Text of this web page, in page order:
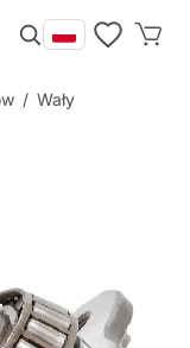
/ Wały